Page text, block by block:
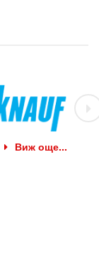
Виж още...